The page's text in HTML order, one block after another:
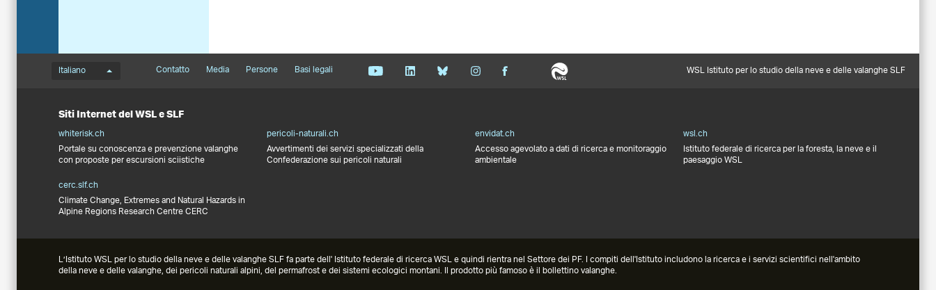
Menu della lingua
Italiano
Footernavigation
Contatto Media Persone Basi legali WSL Istituto per lo studio della neve e delle valanghe SLF
Siti Internet del WSL e SLF
whiterisk.ch
Portale su conoscenza e prevenzione valanghe
con proposte per escursioni sciistiche
pericoli-naturali.ch
Avvertimenti dei servizi specializzati della
Confederazione sui pericoli naturali
envidat.ch
Accesso agevolato a dati di ricerca e monitoraggio
ambientale
wsl.ch
Istituto federale di ricerca per la foresta, la neve e il
paesaggio WSL
cerc.slf.ch
Climate Change, Extremes and Natural Hazards in
Alpine Regions Research Centre CERC
L’Istituto WSL per lo studio della neve e delle valanghe SLF fa parte dell' Istituto federale di ricerca WSL e quindi rientra nel Settore dei PF. I compiti dell'Istituto includono la ricerca e i servizi scientifici nell'ambito
della neve e delle valanghe, dei pericoli naturali alpini, del permafrost e dei sistemi ecologici montani. Il prodotto più famoso è il bollettino valanghe.